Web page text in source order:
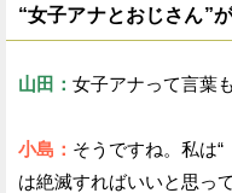
“女子アナとおじさん”
山田： 女子アナって言葉
小島： そうですね。私は
は絶滅すればいいと思っ